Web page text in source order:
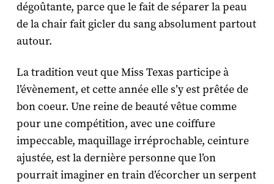
dégoûtante, parce que le fait de séparer la peau
de la chair fait gicler du sang absolument partout
autour.
La tradition veut que Miss Texas participe à
l’évènement, et cette année elle s’y est prêtée de
bon coeur. Une reine de beauté vêtue comme
pour une compétition, avec une coiffure
impeccable, maquillage irréprochable, ceinture
ajustée, est la dernière personne que l’on
pourrait imaginer en train d’écorcher un serpent